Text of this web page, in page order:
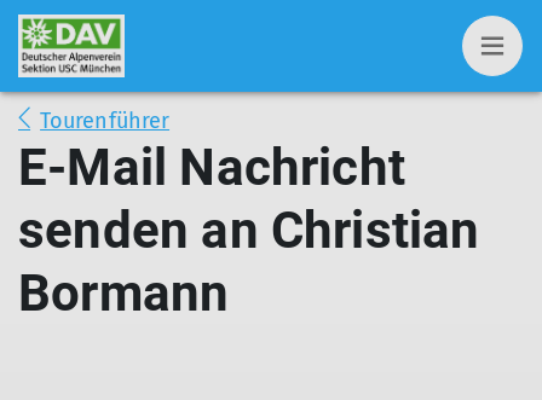
Tourenführer
E-Mail Nachricht
senden an Christian
Bormann